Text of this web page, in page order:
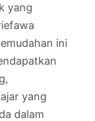
yang
ini
yang
dalam